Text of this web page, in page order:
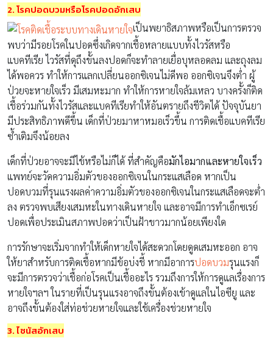
2. โรคปอดบวมหรือโรคปอดอักเสบ
เป็นพยาธิสภาพหรือเป็นการตรวจ
พบว่ามีรอยโรคในปอดซึ่งเกิดจากเชื้อหลายแบบทั้งไวรัสหรือ
แบคทีเรีย ไวรัสที่ดุถึงขั้นลงปอดก็จะทำลายเยื่อบุหลอดลม และถุงลม
ได้พอควร ทำให้การแลกเปลี่ยนออกซิเจนไม่ดีพอ ออกซิเจนจึงต่ำ ผู้
ป่วยจะหายใจเร็ว มีเสมหะมาก ทำให้การหายใจล้มเหลว บางครั้งก็ติด
เชื้อร่วมกันทั้งไวรัสและแบคทีเรียทำให้อันตรายถึงชีวิตได้ ปัจจุบันยา
มีประสิทธิภาพดีขึ้น เด็กที่ป่วยมาหาหมอเร็วขึ้น การติดเชื้อแบคทีเรีย
ซ้ำเติมจึงน้อยลง
เด็กที่ป่วยอาจจะมีไข้หรือไม่ก็ได้ ที่สำคัญคือมักไอมากและหายใจเร็ว
แพทย์จะวัดความอิ่มตัวของออกซิเจนในกระแสเลือด หากเป็น
ปอดบวมที่รุนแรงผลค่าความอิ่มตัวของออกซิเจนในกระแสเลือดจะต่ำ
ลง ตรวจพบเสียงเสมหะในทางเดินหายใจ และอาจมีการทำเอ็กซเรย์
ปอดเพื่อประเมินสภาพปอดว่าเป็นฝ้าขาวมากน้อยเพียงใด
การรักษาจะเริ่มจากทำให้เด็กหายใจได้สะดวกโดยดูดเสมหะออก อาจ
ให้ยาสำหรับการติดเชื้อหากมีข้อบ่งชี้ หากมีอาการปอดบวมรุนแรงก็
จะมีการตรวจว่าเชื้อก่อโรคเป็นเชื้ออะไร รวมถึงการให้การดูแลเรื่องการ
หายใจฯลฯ ในรายที่เป็นรุนแรงอาจถึงขั้นต้องเข้าดูแลในไอซียู และ
อาจถึงขั้นต้องใส่ท่อช่วยหายใจและใช้เครื่องช่วยหายใจ
3. ไซนัสอักเสบ